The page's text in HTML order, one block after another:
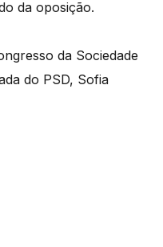
da oposição.
da Sociedade
do PSD, Sofia